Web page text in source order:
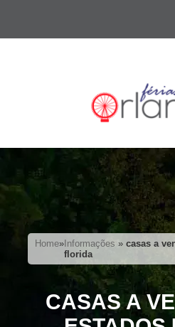
Home» Informações »casas a
florida
CASAS A